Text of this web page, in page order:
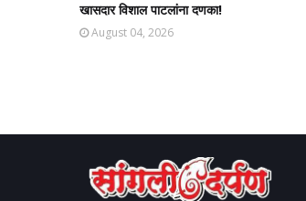
खासदार विशाल पाटलांना दणका!
August 04, 2026